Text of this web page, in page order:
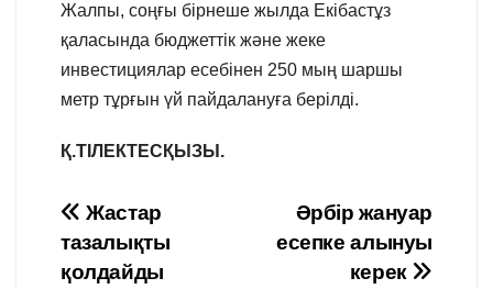
Жалпы, соңғы бірнеше жылда Екібастұз
қаласында бюджеттік және жеке
инвестициялар есебінен 250 мың шаршы
метр тұрғын үй пайдалануға берілді.
Қ.ТІЛЕКТЕСҚЫЗЫ.
Навигация
по
Әрбір жануар
есепке алынуы
керек
Жастар
тазалықты
қолдайды